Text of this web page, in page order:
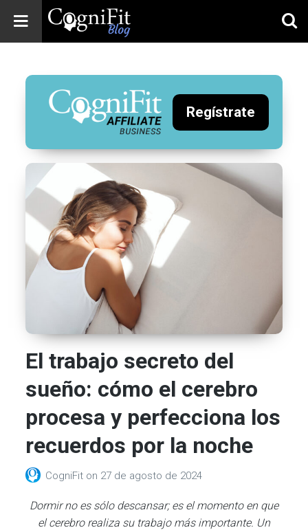
Blog: Brain
Health
News
Brain Training,
Mental Health, and
Wellness
Regístrate
El trabajo secreto del
sueño: cómo el cerebro
procesa y perfecciona los
recuerdos por la noche
CogniFit on 27 de agosto de 2024
Dormir no es sólo descansar; es el momento en que
el cerebro realiza su trabajo más importante. Un